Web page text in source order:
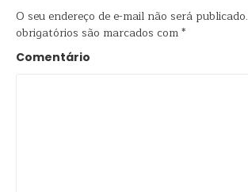
O seu endereço de e-mail não será publicado.
obrigatórios são marcados com*
Comentário